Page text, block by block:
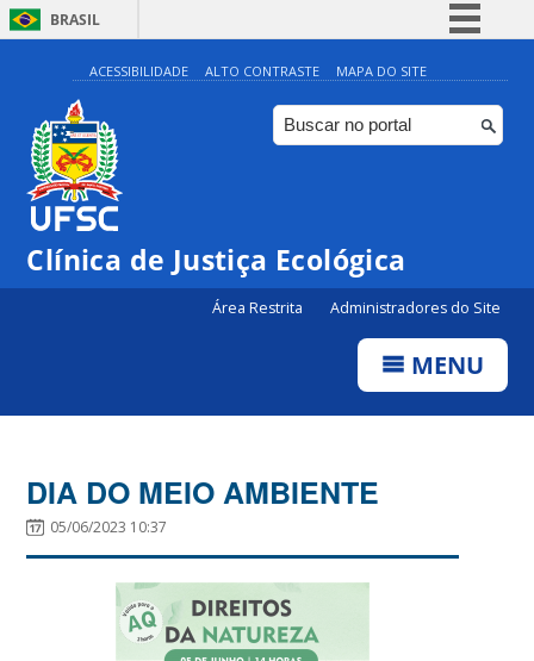
BRASIL
Simplifique!
Comunica BR
Participe
Canais
ACESSIBILIDADE ALTO CONTRASTE MAPA DO SITE
Clínica de Justiça Ecológica
Área Restrita Administradores do Site
MENU
DIA DO MEIO AMBIENTE
05/06/2023 10:37